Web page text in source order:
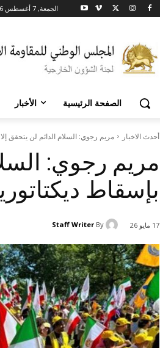
الجمعة, 7 أغسطس 2026
الصفحة الرئيسية الأخبار
أحدث الاخبار مريم رجوي: السلام الدائم لن يتحقق إلا
مريم رجوي:
بإسقاط
17 مايو 26 By
Staff Writer